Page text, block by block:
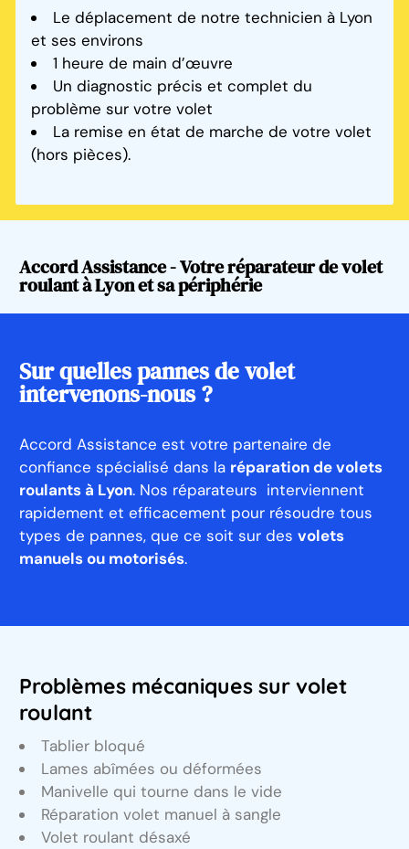
Le déplacement de notre technicien à Lyon
et ses environs
1 heure de main d’œuvre
Un diagnostic précis et complet du
problème sur votre volet
La remise en état de marche de votre volet
(hors pièces).
Accord Assistance - Votre réparateur de volet
roulant à Lyon et sa périphérie
Sur quelles pannes de volet
intervenons-nous ?​
Accord Assistance est votre partenaire de
confiance spécialisé dans la réparation de volets
roulants à Lyon. Nos réparateurs interviennent
rapidement et efficacement pour résoudre tous
types de pannes, que ce soit sur des volets
manuels ou motorisés.
Problèmes mécaniques sur volet
roulant
Tablier bloqué
Lames abîmées ou déformées
Manivelle qui tourne dans le vide
Réparation volet manuel à sangle
Volet roulant désaxé